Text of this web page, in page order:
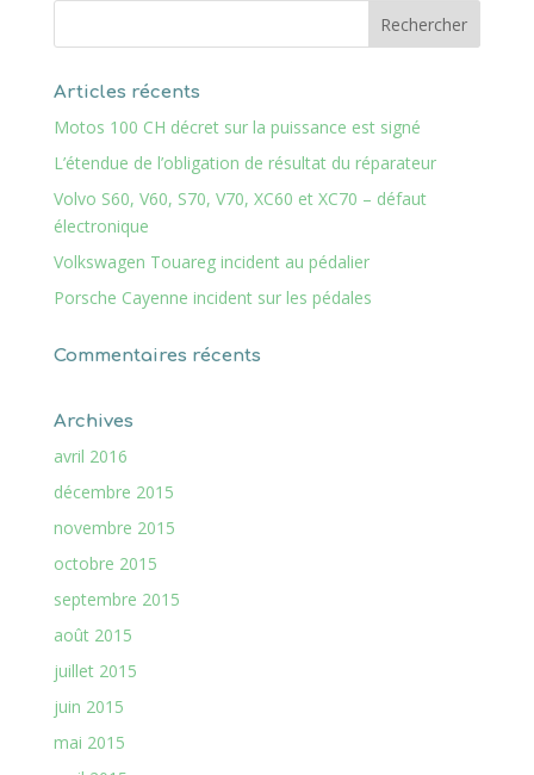
Articles récents
Motos 100 CH décret sur la puissance est signé
L’étendue de l’obligation de résultat du réparateur
Volvo S60, V60, S70, V70, XC60 et XC70 – défaut
électronique
Volkswagen Touareg incident au pédalier
Porsche Cayenne incident sur les pédales
Commentaires récents
Archives
avril 2016
décembre 2015
novembre 2015
octobre 2015
septembre 2015
août 2015
juillet 2015
juin 2015
mai 2015